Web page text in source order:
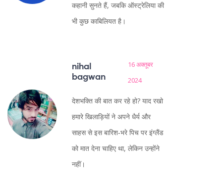
कहानी सुनते हैं, जबकि ऑस्ट्रेलिया की
भी कुछ काबिलियत है।
nihal
bagwan
16 अक्तूबर
2024
देशभक्ति की बात कर रहे हो? याद रखो
हमारे खिलाड़ियों ने अपने धैर्य और
साहस से इस बारिश‑भरे पिच पर इंग्लैंड
को मात देना चाहिए था, लेकिन उन्होंने
नहीं।